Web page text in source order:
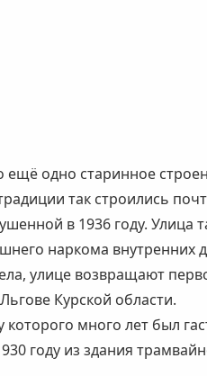
ещё одно старинное
так строились
в 1936 году. Улица
наркома
улице возвращают
Курской области.
много лет был
году из здания